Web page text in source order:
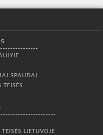
SPAUDAI
TEISĖS
LIETUVOJE